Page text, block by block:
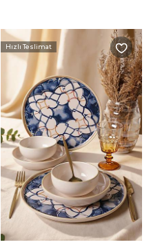
Hızlı Teslimat